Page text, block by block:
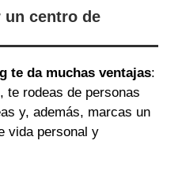
un centro de
te da muchas ventajas:
te rodeas de personas
y, además, marcas un
vida personal y